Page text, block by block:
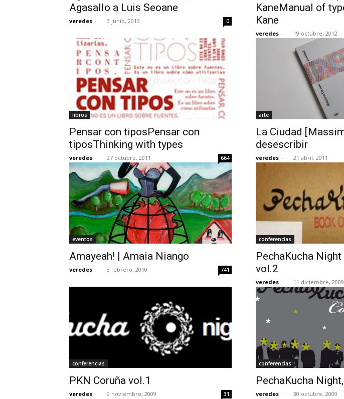
Agasallo a Luis Seoane
veredes - 3 junio, 2013 0
KaneManual of
Kane
veredes - 19 octubre, 2012
libros
Pensar con tiposPensar con
tiposThinking with types
veredes - 27 octubre, 2011 664
arte
La Ciudad
desescribir
veredes - 21 abril, 2011
eventos
Amayeah! | Amaia Niango
veredes - 3 febrero, 2010 741
conferencias
PechaKucha
vol.2
veredes - 11 diciembre, 2009
conferencias
PKN Coruña vol.1
veredes - 9 noviembre, 2009 31
conferencias
PechaKucha
veredes - 30 octubre, 2009